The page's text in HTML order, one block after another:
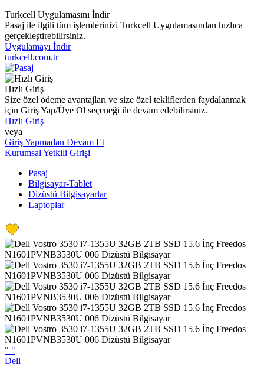
Turkcell Uygulamasını İndir
Pasaj ile ilgili tüm işlemlerinizi Turkcell Uygulamasından hızlıca
gerçekleştirebilirsiniz.
Uygulamayı İndir
turkcell.com.tr
Hızlı Giriş
Size özel ödeme avantajları ve size özel tekliflerden faydalanmak
için Giriş Yap/Üye Ol seçeneği ile devam edebilirsiniz.
Hızlı Giriş
veya
Giriş Yapmadan Devam Et
Kurumsal Yetkili Girişi
Pasaj
Bilgisayar-Tablet
Dizüstü Bilgisayarlar
Laptoplar
" "
Dell